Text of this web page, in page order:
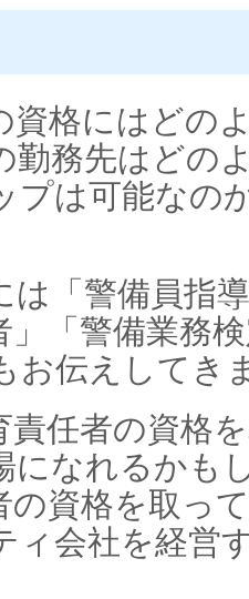
資格にはどの
勤務先はどの
プは可能なの
は「警備員指
」「警備業務
お伝えしてき
責任者の資格
になれるかも
の資格を取っ
ィ会社を経営